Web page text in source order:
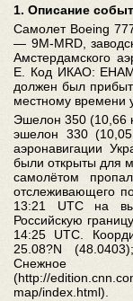
1. Описание
Самолет Boeing
— 9M-MRD,
Амстердамского
E. Код ИКАО:
должен был
местному времени
Эшелон 350 (10,66
эшелон 330
аэронавигации
были открыты для
самолётом
отслеживающего
13:21 UTC на
Российскую
14:25 UTC.
25.08?N
Снежное
(http://
map/index.html).